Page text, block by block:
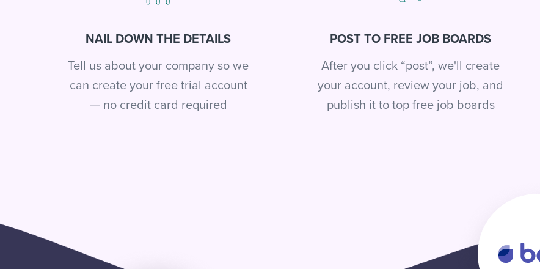
NAIL DOWN THE DETAILS
Tell us about your company so we
can create your free trial account
— no credit card required
POST TO FREE JOB BOARDS
After you click “post”, we'll create
your account, review your job, and
publish it to top free job boards